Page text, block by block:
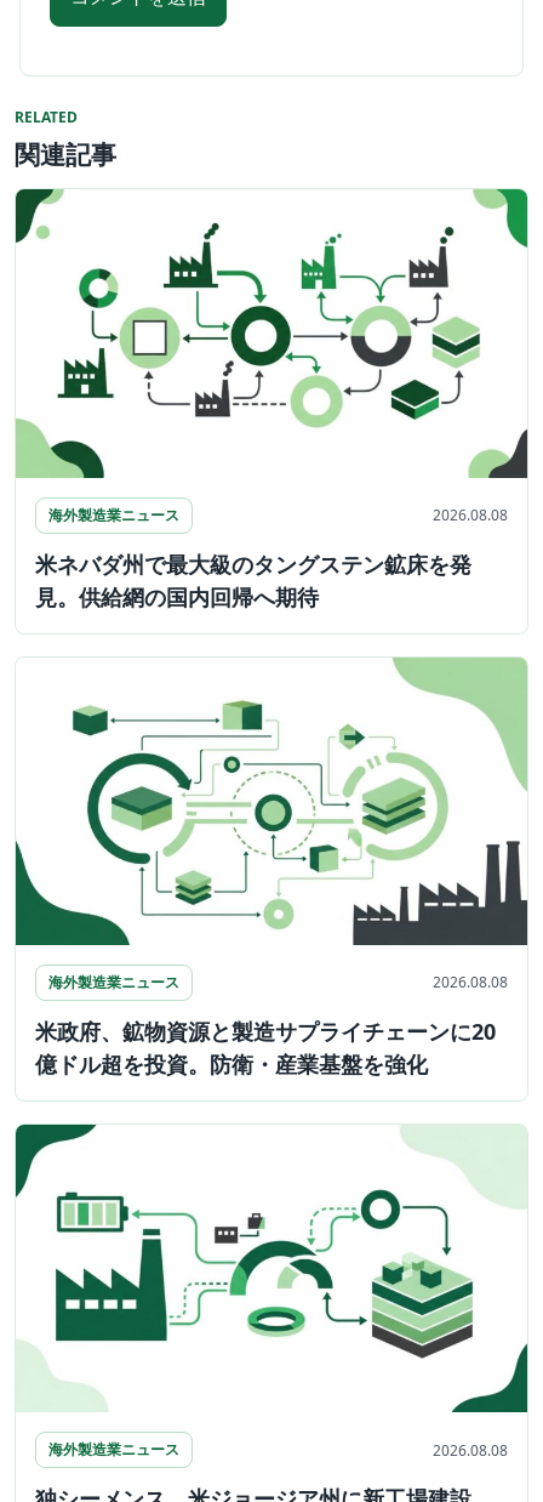
RELATED
関連記事
海外製造業ニュース 2026.08.08
米ネバダ州で最大級のタングステン鉱床を発
見。供給網の国内回帰へ期待
海外製造業ニュース 2026.08.08
米政府、鉱物資源と製造サプライチェーンに20
億ドル超を投資。防衛・産業基盤を強化
海外製造業ニュース 2026.08.08